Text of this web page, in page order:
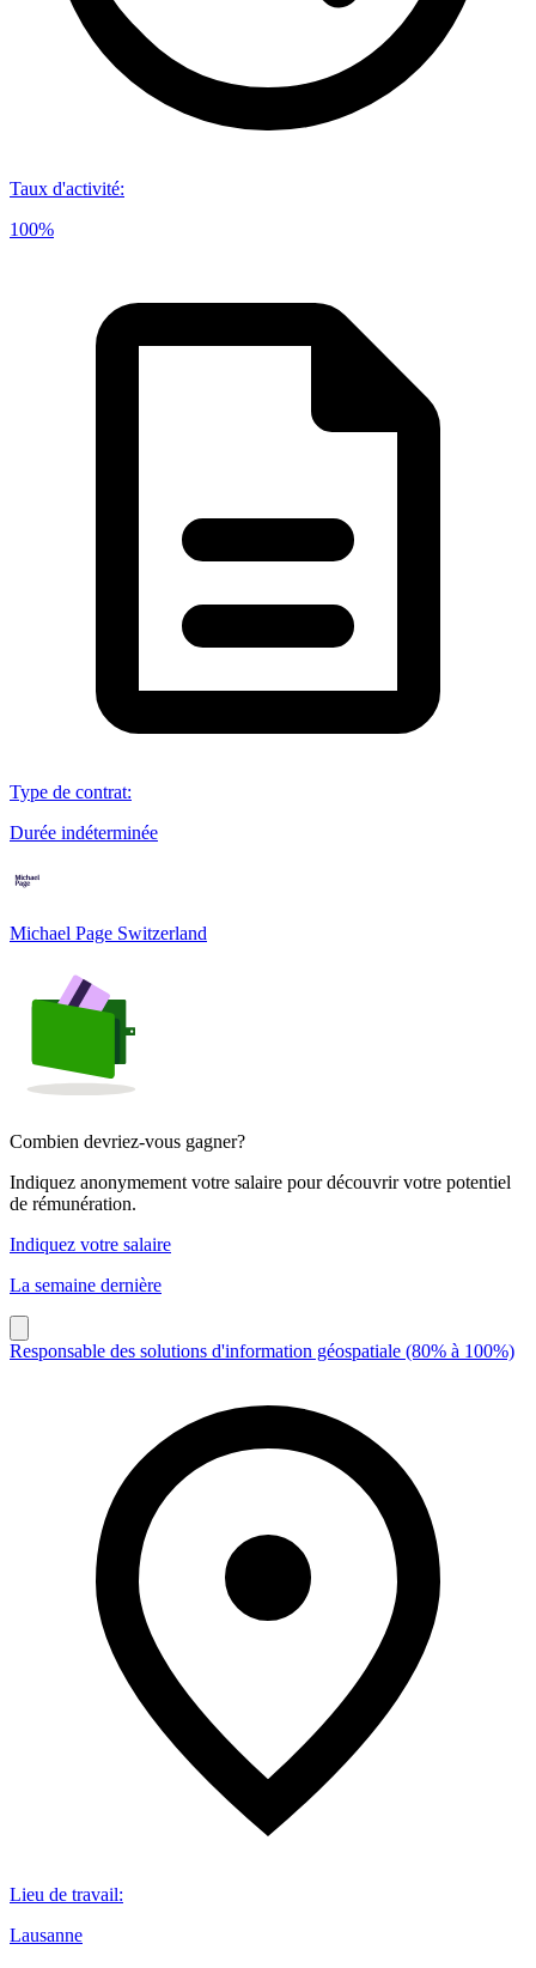
Taux d'activité:
100%
Type de contrat:
Durée indéterminée
Michael Page Switzerland
Combien devriez-vous gagner?
Indiquez anonymement votre salaire pour découvrir votre potentiel
de rémunération.
Indiquez votre salaire
La semaine dernière
Responsable des solutions d'information géospatiale (80% à 100%)
Lieu de travail:
Lausanne